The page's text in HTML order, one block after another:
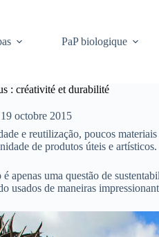
PaP biologique
: créativité et durabilité
19 octobre 2015
e reutilização, poucos
de produtos úteis e artísticos.
apenas uma questão de
usados de maneiras